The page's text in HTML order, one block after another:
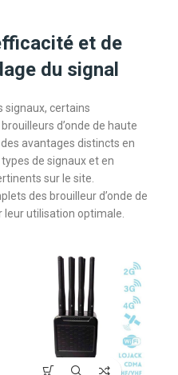
et de
du signal
signaux, certains
d’onde de haute
avantages distincts en
de signaux et en
sur le site.
des brouilleur d’onde de
utilisation optimale.